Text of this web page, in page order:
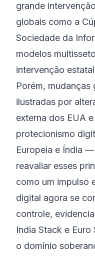
grande
globais como a
Sociedade da
modelos
intervenção
Porém,
ilustradas por
externa dos EUA
protecionismo
Europeia e Índia
reavaliar esses
como um impulso
digital agora se
controle,
India Stack e
o domínio